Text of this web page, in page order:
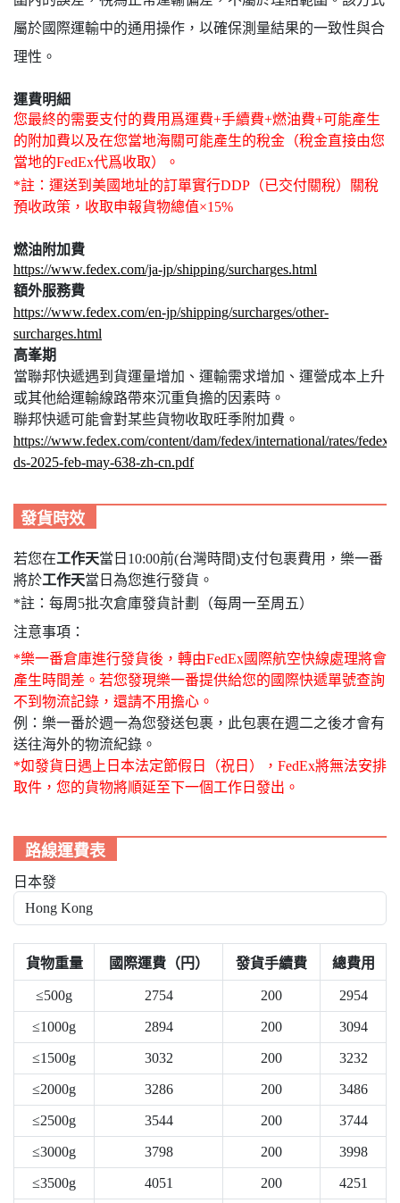
屬於國際運輸中的通用操作，以確保測量結果的一致性與合
理性。
運費明細
您最終的需要支付的費用爲運費+手續費+燃油費+可能產生
的附加費以及在您當地海關可能產生的稅金（稅金直接由您
當地的FedEx代爲收取）。
*註：運送到美國地址的訂單實行DDP（已交付關稅）關稅
預收政策，收取申報貨物總值×15%
燃油附加費
https://www.fedex.com/ja-jp/shipping/surcharges.html
額外服務費
https://www.fedex.com/en-jp/shipping/surcharges/other-
surcharges.html
高峯期
當聯邦快遞遇到貨運量增加、運輸需求增加、運營成本上升
或其他給運輸線路帶來沉重負擔的因素時。
聯邦快遞可能會對某些貨物收取旺季附加費。
https://www.fedex.com/content/dam/fedex/international/rates/fedex-
ds-2025-feb-may-638-zh-cn.pdf
發貨時效
若您在工作天當日10:00前(台灣時間)支付包裹費用，樂一番
將於工作天當日為您進行發貨。
*註：每周5批次倉庫發貨計劃（每周一至周五）
注意事項：
*樂一番倉庫進行發貨後，轉由FedEx國際航空快線處理將會
產生時間差。若您發現樂一番提供給您的國際快遞單號查詢
不到物流記錄，還請不用擔心。
例：樂一番於週一為您發送包裹，此包裹在週二之後才會有
送往海外的物流紀錄。
*如發貨日遇上日本法定節假日（祝日），FedEx將無法安排
取件，您的貨物將順延至下一個工作日發出。
路線運費表
日本發
貨物重量 國際運費（円） 發貨手續費 總費用
≤500g 2754 200 2954
≤1000g 2894 200 3094
≤1500g 3032 200 3232
≤2000g 3286 200 3486
≤2500g 3544 200 3744
≤3000g 3798 200 3998
≤3500g 4051 200 4251